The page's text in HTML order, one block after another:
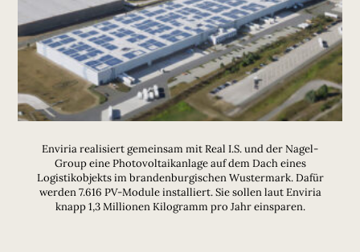
Enviria realisiert gemeinsam mit Real I.S. und der Nagel-
Group eine Photovoltaikanlage auf dem Dach eines
Logistikobjekts im brandenburgischen Wustermark. Dafür
werden 7.616 PV-Module installiert. Sie sollen laut Enviria
knapp 1,3 Millionen Kilogramm pro Jahr einsparen.